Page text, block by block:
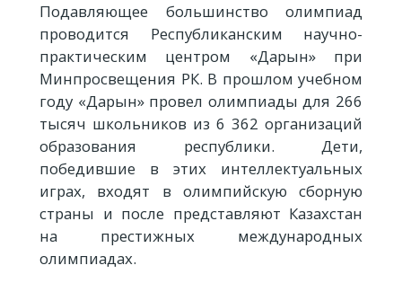
Подавляющее большинство олимпиад
проводится Республиканским научно-
практическим центром «Дарын» при
Минпросвещения РК. В прошлом учебном
году «Дарын» провел олимпиады для 266
тысяч школьников из 6 362 организаций
образования республики. Дети,
победившие в этих интеллектуальных
играх, входят в олимпийскую сборную
страны и после представляют Казахстан
на престижных международных
олимпиадах.